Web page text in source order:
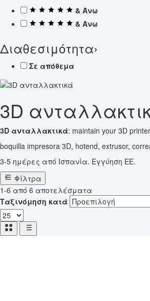
& Άνω
& Άνω
Διαθεσιμότητα›
Σε απόθεμα
3D
3D ανταλλακτικά: maintain your 3D
boquilla impresora 3D, hotend, extrusor,
3-5 ημέρες από Ισπανία. Εγγύηση ΕΕ.
Φίλτρα
1-6 από 6 αποτελέσματα
Ταξινόμηση κατά